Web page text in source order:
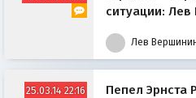
ситуации:
Лев
25.03.14 22:16
Пепел Эрнста